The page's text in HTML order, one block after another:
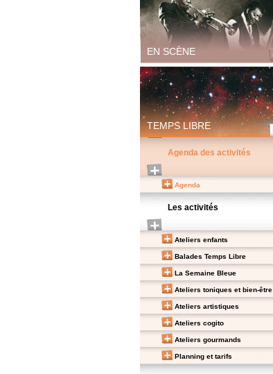
EN SCÈNE
TEMPS LIBRE
Agenda des activités
Agenda
Les activités
Ateliers enfants
Balades Temps Libre
La Semaine Bleue
Ateliers toniques et bien-être
Ateliers artistiques
Ateliers cogito
Ateliers gourmands
Planning et tarifs